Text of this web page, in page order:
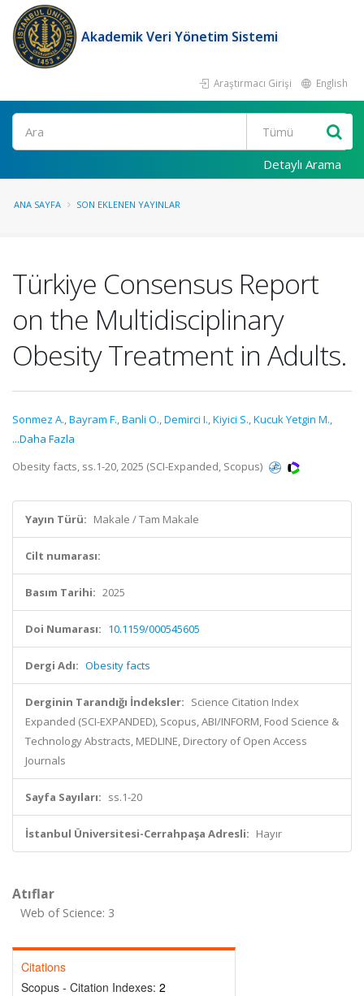
Akademik Veri Yönetim Sistemi
Araştırmacı Girişi English
Ara
Detaylı Arama
ANA SAYFA SON EKLENEN YAYINLAR
Türkiye Consensus Report
on the Multidisciplinary
Obesity Treatment in Adults.
Sonmez A.,Bayram F.,Banli O.,Demirci I.,Kiyici S.,Kucuk Yetgin M.,
...Daha Fazla
Obesity facts, ss.1-20, 2025 (SCI-Expanded, Scopus)
Yayın Türü: Makale / Tam Makale
Cilt numarası:
Basım Tarihi: 2025
Doi Numarası: 10.1159/000545605
Dergi Adı: Obesity facts
Derginin Tarandığı İndeksler: Science Citation Index
Expanded (SCI-EXPANDED), Scopus, ABI/INFORM, Food Science &
Technology Abstracts, MEDLINE, Directory of Open Access
Journals
Sayfa Sayıları: ss.1-20
İstanbul Üniversitesi-Cerrahpaşa Adresli: Hayır
Atıflar
Web of Science: 3
Citations
Scopus - Citation Indexes: 2